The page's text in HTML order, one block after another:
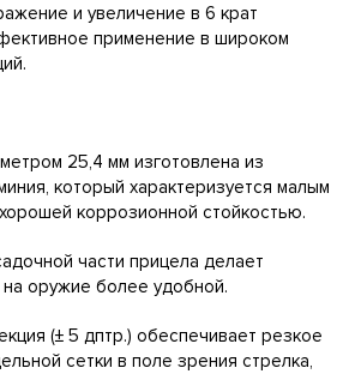
и увеличение в 6 крат
применение в широком
25,4 мм изготовлена из
который характеризуется малым
коррозионной стойкостью.
части прицела делает
на оружие более удобной.
(± 5 дптр.) обеспечивает резкое
сетки в поле зрения стрелка,